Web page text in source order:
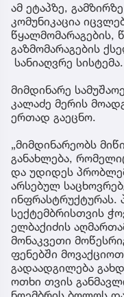
ამ ეტაპზე,
კომუნიკაცია
წყალმომარაგების,
გაზმომარაგების
სანიაღვრე სისტემა.
მიმდინარე
კალაძე მერის
ერთად გაეცნო.
„მიმდინარეობს
განახლება,
და უდიდეს
არსებულ
ინფრასტრუქტურას.
სექტემბრისთვის
ელბაქიძის
მონაკვეთი
ფენებში
გადაადგილება
ოთხი თვის